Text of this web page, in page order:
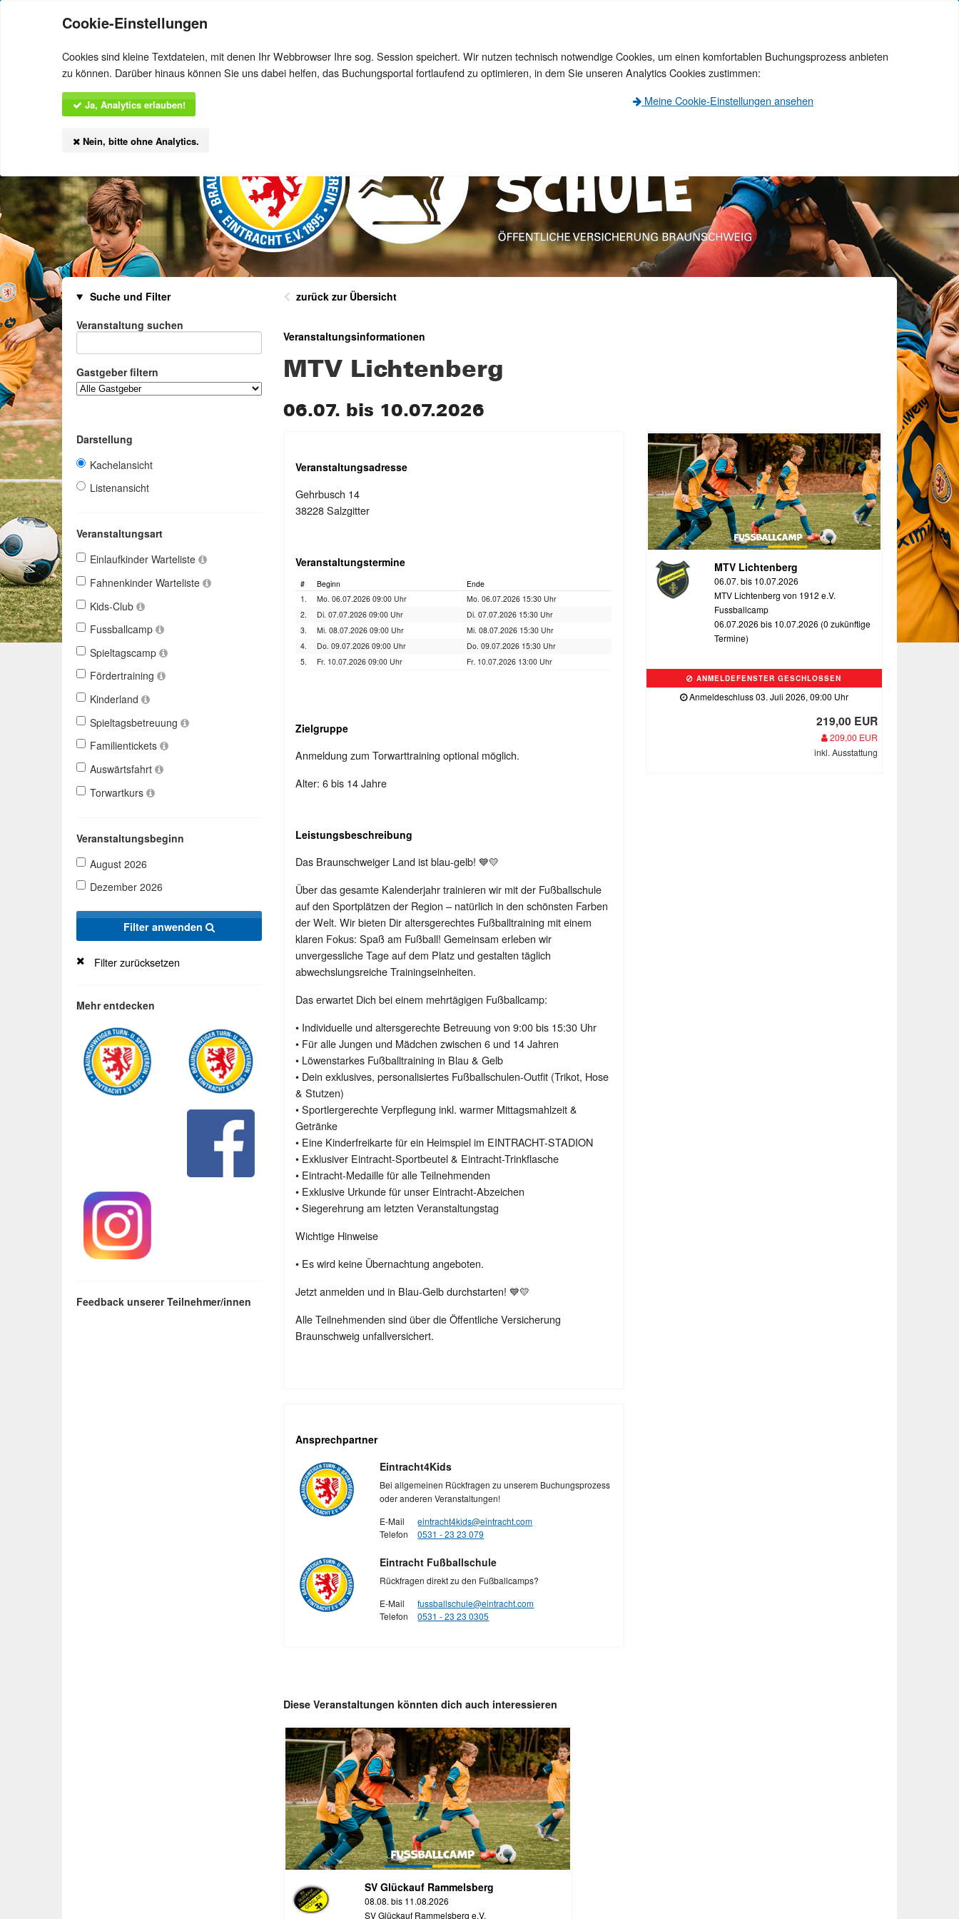
Cookie-Einstellungen
Cookies sind kleine Textdateien, mit denen Ihr Webbrowser Ihre sog. Session speichert. Wir nutzen technisch notwendige Cookies, um einen komfortablen Buchungsprozess anbieten
zu können. Darüber hinaus können Sie uns dabei helfen, das Buchungsportal fortlaufend zu optimieren, in dem Sie unseren Analytics Cookies zustimmen:
Ja, Analytics erlauben!
Nein, bitte ohne Analytics.
Meine Cookie-Einstellungen ansehen
Suche und Filter
Veranstaltung suchen
Gastgeber filtern
Darstellung
Kachelansicht
Listenansicht
Veranstaltungsart
Einlaufkinder Warteliste
Fahnenkinder Warteliste
Kids-Club
Fussballcamp
Spieltagscamp
Fördertraining
Kinderland
Spieltagsbetreuung
Familientickets
Auswärtsfahrt
Torwartkurs
Veranstaltungsbeginn
August 2026
Dezember 2026
Filter anwenden
Filter zurücksetzen
Mehr entdecken
Feedback unserer Teilnehmer/innen
zurück zur Übersicht
Veranstaltungsinformationen
MTV Lichtenberg
06.07. bis 10.07.2026
Veranstaltungsadresse
Gehrbusch 14
38228 Salzgitter
Veranstaltungstermine
# Beginn
Ende
1.
Mo. 06.07.2026 09:00 Uhr
Mo. 06.07.2026 15:30 Uhr
2.
Di. 07.07.2026 09:00 Uhr
Di. 07.07.2026 15:30 Uhr
3.
Mi. 08.07.2026 09:00 Uhr
Mi. 08.07.2026 15:30 Uhr
4.
Do. 09.07.2026 09:00 Uhr
Do. 09.07.2026 15:30 Uhr
5.
Fr. 10.07.2026 09:00 Uhr Fr. 10.07.2026 13:00 Uhr
Zielgruppe
Anmeldung zum Torwarttraining optional möglich.
Alter: 6 bis 14 Jahre
Leistungsbeschreibung
Das Braunschweiger Land ist blau-gelb! 💙💛
Über das gesamte Kalenderjahr trainieren wir mit der Fußballschule
auf den Sportplätzen der Region – natürlich in den schönsten Farben
der Welt. Wir bieten Dir altersgerechtes Fußballtraining mit einem
klaren Fokus: Spaß am Fußball! Gemeinsam erleben wir
unvergessliche Tage auf dem Platz und gestalten täglich
abwechslungsreiche Trainingseinheiten.
Das erwartet Dich bei einem mehrtägigen Fußballcamp:
• Individuelle und altersgerechte Betreuung von 9:00 bis 15:30 Uhr
• Für alle Jungen und Mädchen zwischen 6 und 14 Jahren
• Löwenstarkes Fußballtraining in Blau & Gelb
• Dein exklusives, personalisiertes Fußballschulen-Outfit (Trikot, Hose
& Stutzen)
• Sportlergerechte Verpflegung inkl. warmer Mittagsmahlzeit &
Getränke
• Eine Kinderfreikarte für ein Heimspiel im EINTRACHT-STADION
• Exklusiver Eintracht-Sportbeutel & Eintracht-Trinkflasche
• Eintracht-Medaille für alle Teilnehmenden
• Exklusive Urkunde für unser Eintracht-Abzeichen
• Siegerehrung am letzten Veranstaltungstag
Wichtige Hinweise
• Es wird keine Übernachtung angeboten.
Jetzt anmelden und in Blau-Gelb durchstarten! 💙💛
Alle Teilnehmenden sind über die Öffentliche Versicherung
Braunschweig unfallversichert.
Ansprechpartner
Eintracht4Kids
Bei allgemeinen Rückfragen zu unserem Buchungsprozess
oder anderen Veranstaltungen!
E-Mail
eintracht4kids@eintracht.com
Telefon
0531 - 23 23 079
Eintracht Fußballschule
Rückfragen direkt zu den Fußballcamps?
E-Mail
fussballschule@eintracht.com
Telefon
0531 - 23 23 0305
MTV Lichtenberg
06.07. bis 10.07.2026
MTV Lichtenberg von 1912 e.V.
Fussballcamp
06.07.2026 bis 10.07.2026 (0 zukünftige
Termine)
ANMELDEFENSTER GESCHLOSSEN
Anmeldeschluss 03. Juli 2026, 09:00 Uhr
219,00 EUR
209,00 EUR
inkl. Ausstattung
Diese Veranstaltungen könnten dich auch interessieren
SV Glückauf Rammelsberg
08.08. bis 11.08.2026
SV Glückauf Rammelsberg e.V.